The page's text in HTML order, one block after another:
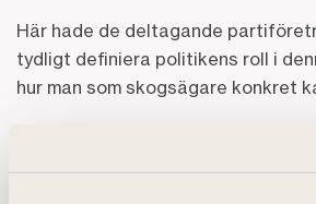
Här hade de deltagande
tydligt definiera politikens roll i
hur man som skogsägare konkret